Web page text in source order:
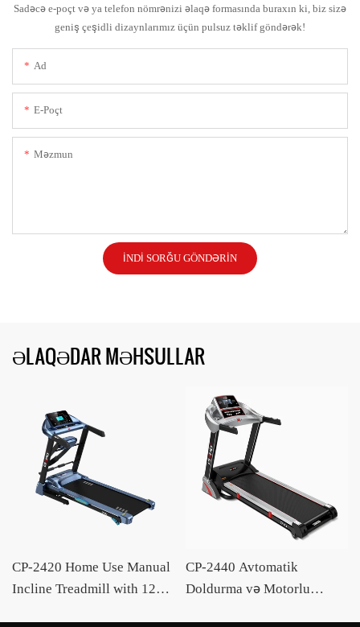
Sadəcə e-poçt və ya telefon nömrənizi əlaqə formasında buraxın ki, biz sizə
geniş çeşidli dizaynlarımız üçün pulsuz təklif göndərək!
Ad
E-Poçt
Məzmun
İNDI SORĞU GÖNDƏRIN
ƏLAQƏDAR MƏHSULLAR
CP-2420 Home Use Manual
Incline Treadmill with 12
CP-2440 Avtomatik
Doldurma və Motorlu